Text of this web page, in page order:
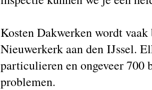
Kosten Dakwerken wordt
Nieuwerkerk aan den IJssel.
particulieren en ongeveer 700
problemen.